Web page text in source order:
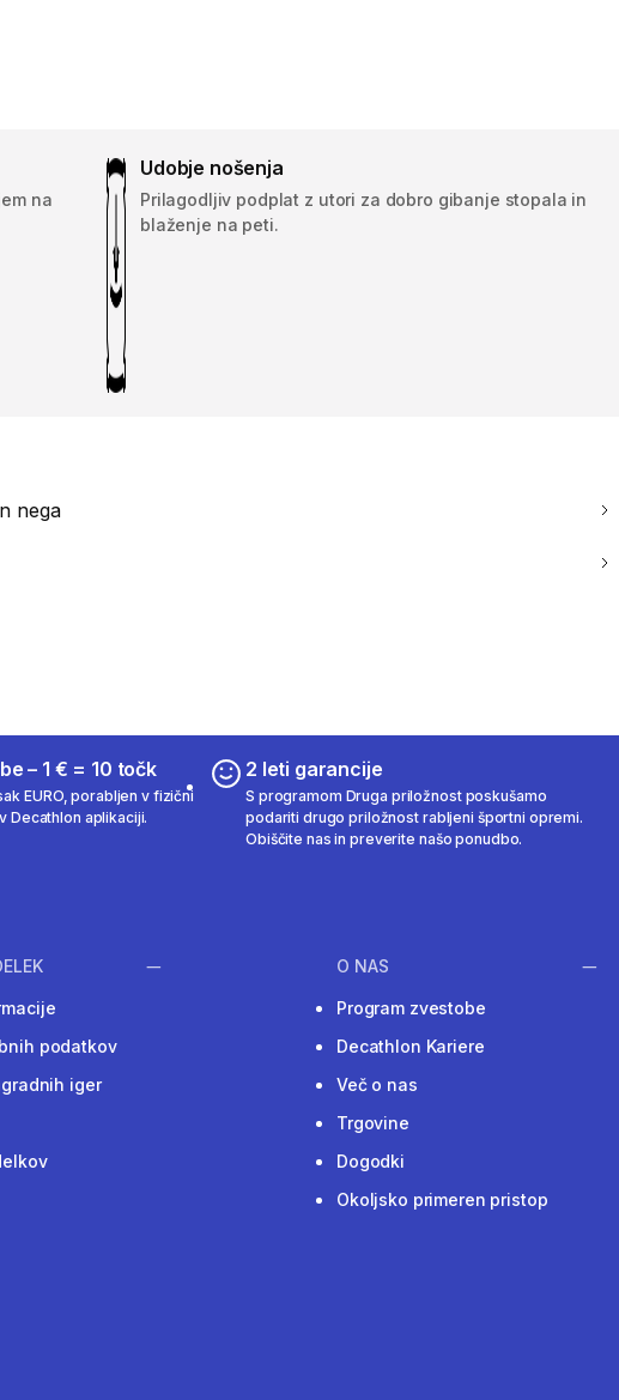
na
Udobje nošenja
Prilagodljiv podplat z utori za dobro gibanje stopala in
blaženje na peti.
nega
– 1 € = 10 točk
EURO, porabljen v fizični
Decathlon aplikaciji.
2 leti garancije
S programom Druga priložnost poskušamo
podariti drugo priložnost rabljeni športni opremi.
Obiščite nas in preverite našo ponudbo.
podatkov
iger
O NAS
Program zvestobe
Decathlon Kariere
Več o nas
Trgovine
Dogodki
Okoljsko primeren pristop